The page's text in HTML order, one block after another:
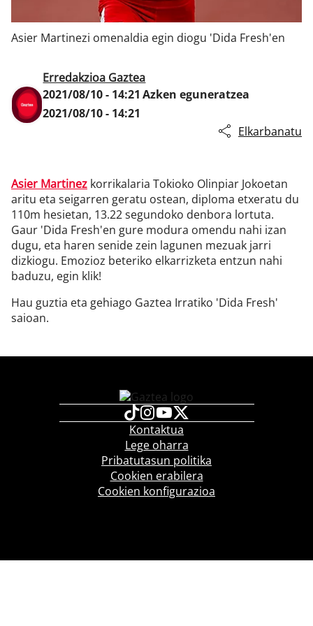
Asier Martinezi omenaldia egin diogu 'Dida Fresh'en
Erredakzioa Gaztea
2021/08/10 - 14:21 Azken eguneratzea
2021/08/10 - 14:21
Elkarbanatu
Asier Martinez korrikalaria Tokioko Olinpiar Jokoetan
aritu eta seigarren geratu ostean, diploma etxeratu du
110m hesietan, 13.22 segundoko denbora lortuta.
Gaur 'Dida Fresh'en gure modura omendu nahi izan
dugu, eta haren senide zein lagunen mezuak jarri
dizkiogu. Emozioz beteriko elkarrizketa entzun nahi
baduzu, egin klik!
Hau guztia eta gehiago Gaztea Irratiko 'Dida Fresh'
saioan.
Kontaktua
Lege oharra
Pribatutasun politika
Cookien erabilera
Cookien konfigurazioa